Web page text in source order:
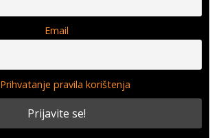
Email
Prihvatanje pravila korištenja